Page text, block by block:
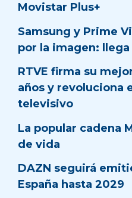
Movistar Plus+
Samsung y Prime
por la imagen: llega
RTVE firma su
años y revoluciona
televisivo
La popular cadena
de vida
DAZN seguirá
España hasta 2029